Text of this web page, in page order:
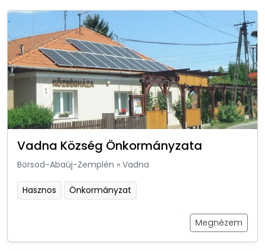
Vadna Község Önkormányzata
Borsod-Abaúj-Zemplén » Vadna
Hasznos Önkormányzat
Megnézem